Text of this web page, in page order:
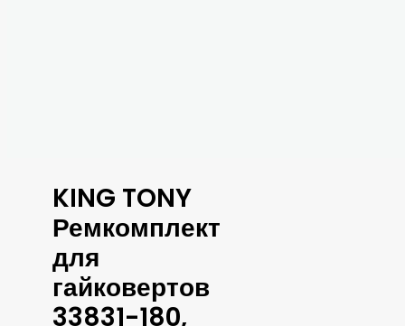
KING TONY
Ремкомплект
для
гайковертов
33831-180,